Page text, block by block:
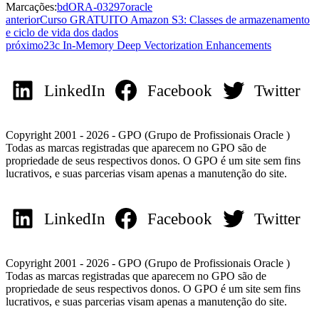
Marcações:bdORA-03297oracle
anteriorCurso GRATUITO Amazon S3: Classes de armazenamento
e ciclo de vida dos dados
próximo23c In-Memory Deep Vectorization Enhancements
LinkedIn Facebook Twitter
Copyright 2001 - 2026 - GPO (Grupo de Profissionais Oracle )
Todas as marcas registradas que aparecem no GPO são de
propriedade de seus respectivos donos. O GPO é um site sem fins
lucrativos, e suas parcerias visam apenas a manutenção do site.
LinkedIn Facebook Twitter
Copyright 2001 - 2026 - GPO (Grupo de Profissionais Oracle )
Todas as marcas registradas que aparecem no GPO são de
propriedade de seus respectivos donos. O GPO é um site sem fins
lucrativos, e suas parcerias visam apenas a manutenção do site.